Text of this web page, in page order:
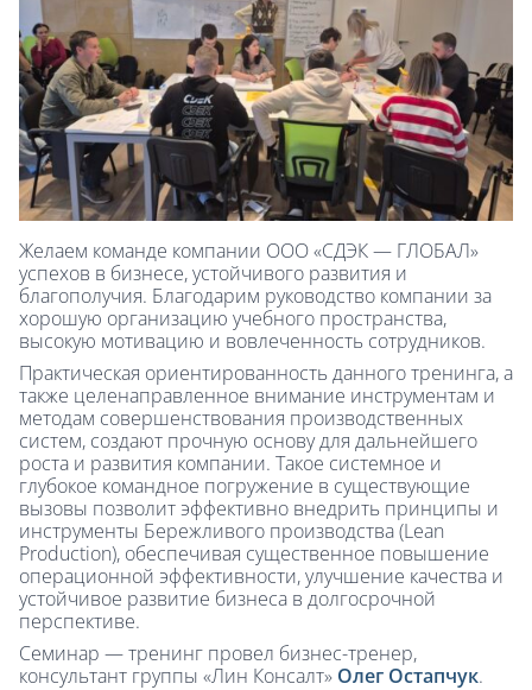
Желаем команде компании ООО «СДЭК — ГЛОБАЛ»
успехов в бизнесе, устойчивого развития и
благополучия. Благодарим руководство компании за
хорошую организацию учебного пространства,
высокую мотивацию и вовлеченность сотрудников.
Практическая ориентированность данного тренинга, а
также целенаправленное внимание инструментам и
методам совершенствования производственных
систем, создают прочную основу для дальнейшего
роста и развития компании. Такое системное и
глубокое командное погружение в существующие
вызовы позволит эффективно внедрить принципы и
инструменты Бережливого производства (Lean
Production), обеспечивая существенное повышение
операционной эффективности, улучшение качества и
устойчивое развитие бизнеса в долгосрочной
перспективе.
Семинар — тренинг провел бизнес-тренер,
консультант группы «Лин Консалт» Олег Остапчук.